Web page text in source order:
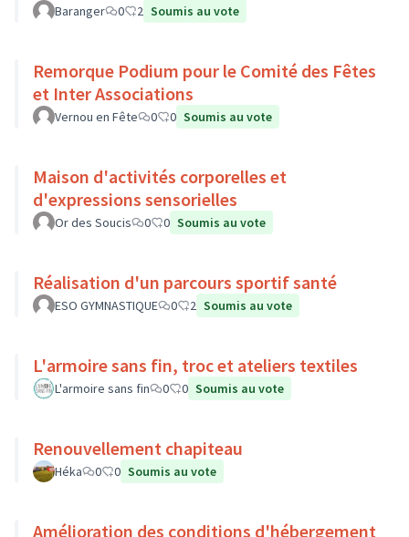
Baranger 0 2 Soumis au vote
Remorque Podium pour le Comité des Fêtes
et Inter Associations
Vernou en Fête 0 0 Soumis au vote
Maison d'activités corporelles et
d'expressions sensorielles
Or des Soucis 0 0 Soumis au vote
Réalisation d'un parcours sportif santé
ESO GYMNASTIQUE 0 2 Soumis au vote
L'armoire sans fin, troc et ateliers textiles
L'armoire sans fin 0 0 Soumis au vote
Renouvellement chapiteau
Héka 0 0 Soumis au vote
Amélioration des conditions d'hébergement